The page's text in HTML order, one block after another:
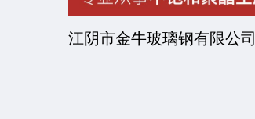
江阴市金牛玻璃钢有限公司